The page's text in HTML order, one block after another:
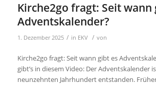
Kirche2go fragt: Seit wann
Adventskalender?
1. Dezember 2025 / in EKV / von
Kirche2go fragt: Seit wann gibt es
gibt’s in diesem Video: Der Adventskalender
neunzehnten Jahrhundert entstanden.